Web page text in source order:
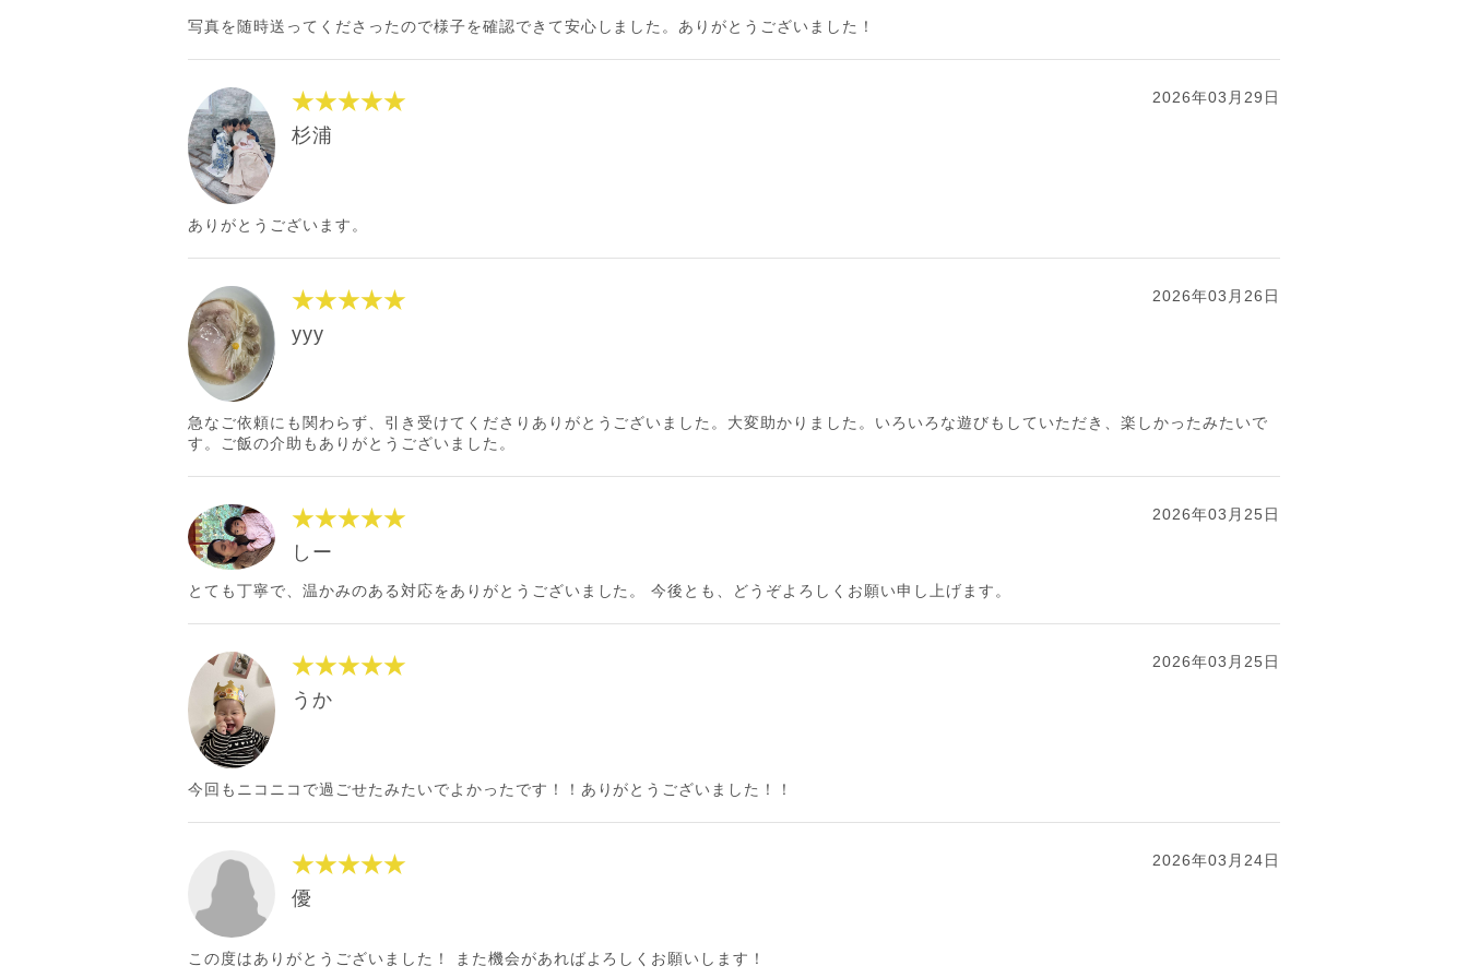
写真を随時送ってくださったので様子を確認できて安心しました。ありがとうございました！
★★★★★ 2026年03月29日
杉浦
ありがとうございます。
★★★★★ 2026年03月26日
yyy
急なご依頼にも関わらず、引き受けてくださりありがとうございました。大変助かりました。いろいろな遊びもしていただき、楽しかったみたいで
す。ご飯の介助もありがとうございました。
★★★★★ 2026年03月25日
しー
とても丁寧で、温かみのある対応をありがとうございました。 今後とも、どうぞよろしくお願い申し上げます。
★★★★★ 2026年03月25日
うか
今回もニコニコで過ごせたみたいでよかったです！！ありがとうございました！！
★★★★★ 2026年03月24日
優
この度はありがとうございました！ また機会があればよろしくお願いします！